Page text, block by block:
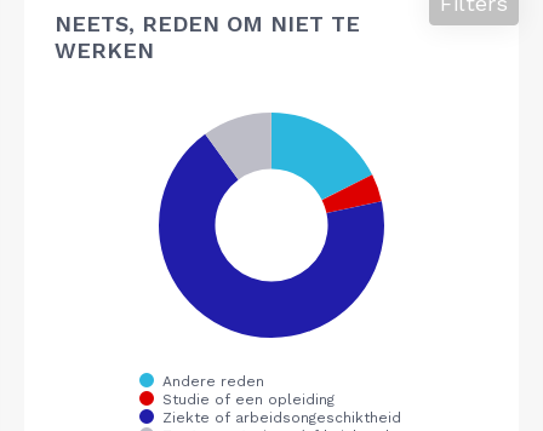
NEETS, REDEN OM NIET TE
WERKEN